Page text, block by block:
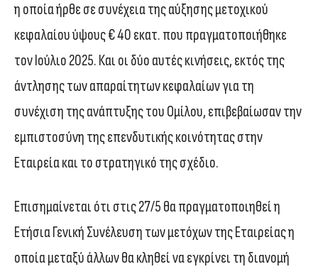
η οποία ήρθε σε συνέχεια της αύξησης μετοχικού
κεφαλαίου ύψους € 40 εκατ. που πραγματοποιήθηκε
τον Ιούλιο 2025. Και οι δύο αυτές κινήσεις, εκτός της
άντλησης των απαραίτητων κεφαλαίων για τη
συνέχιση της ανάπτυξης του Ομίλου, επιβεβαίωσαν την
εμπιστοσύνη της επενδυτικής κοινότητας στην
Εταιρεία και το στρατηγικό της σχέδιο.
Επισημαίνεται ότι στις 27/5 θα πραγματοποιηθεί η
Ετήσια Γενική Συνέλευση των μετόχων της Εταιρείας η
οποία μεταξύ άλλων θα κληθεί να εγκρίνει τη διανομή